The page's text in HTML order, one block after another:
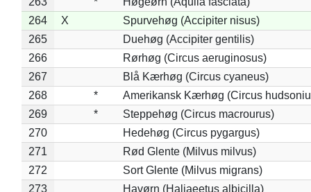
264
X
Spurvehøg (Accipiter nisus)
265
Duehøg (Accipiter gentilis)
266
Rørhøg (Circus aeruginosus)
267
Blå Kærhøg (Circus cyaneus)
268
*
Amerikansk Kærhøg (Circus
269
*
Steppehøg (Circus macrourus)
270
Hedehøg (Circus pygargus)
271
Rød Glente (Milvus milvus)
272
Sort Glente (Milvus migrans)
273
Havørn (Haliaeetus albicilla)